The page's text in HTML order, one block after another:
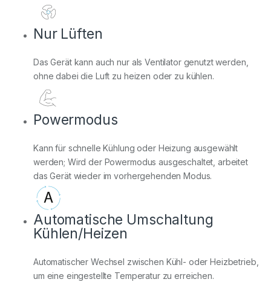
Nur Lüften
Das Gerät kann auch nur als Ventilator genutzt werden,
ohne dabei die Luft zu heizen oder zu kühlen.
Powermodus
Kann für schnelle Kühlung oder Heizung ausgewählt
werden; Wird der Powermodus ausgeschaltet, arbeitet
das Gerät wieder im vorhergehenden Modus.
Automatische Umschaltung
Kühlen/Heizen
Automatischer Wechsel zwischen Kühl- oder Heizbetrieb,
um eine eingestellte Temperatur zu erreichen.